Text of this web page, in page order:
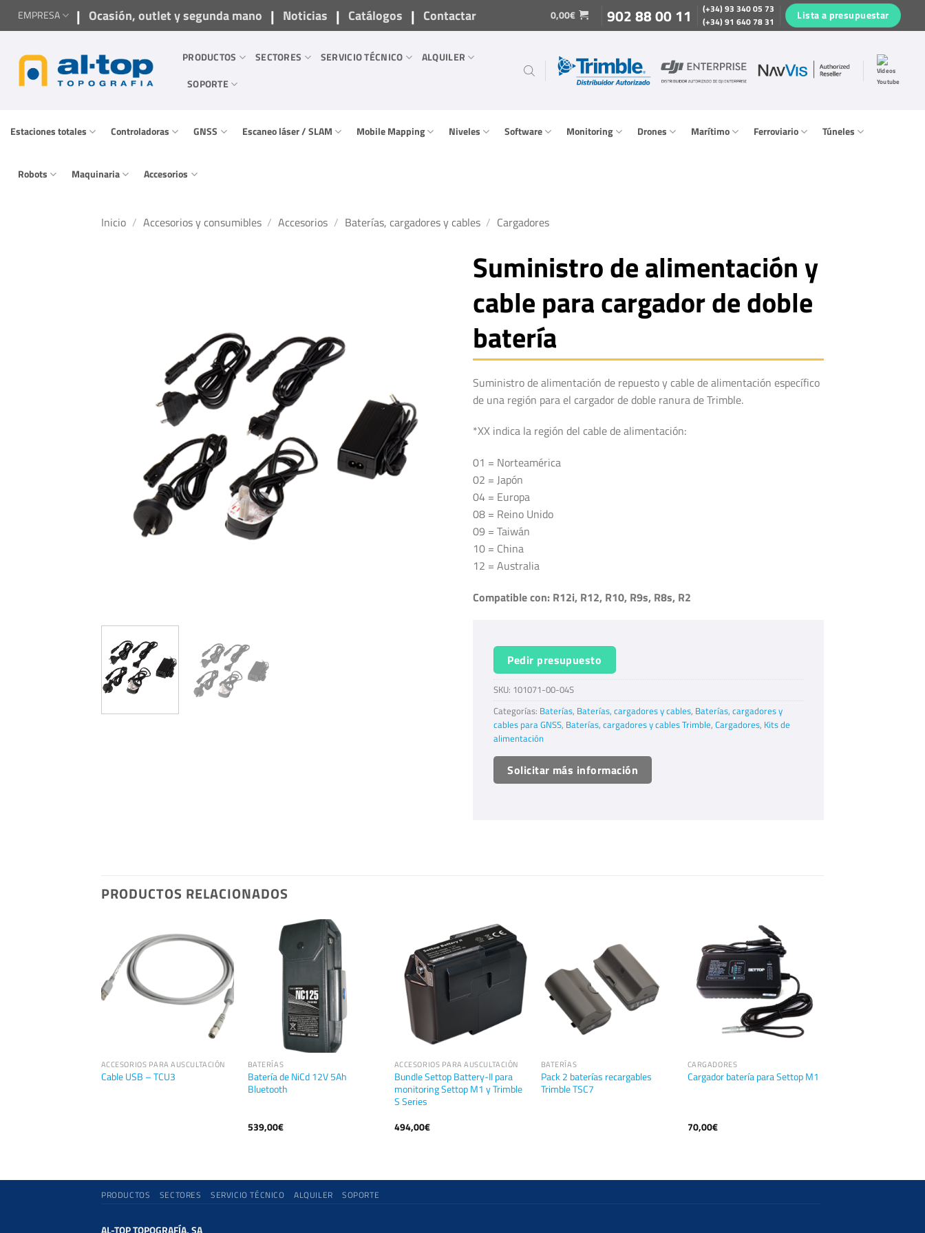
SaltarEMPRESA | Ocasión, outlet y segunda mano | Noticias | Catálogos | Contactar 0,00€ 902 88 00 11
(+34) 93 340 05 73
(+34) 91 640 78 31
Lista a presupuestar
PRODUCTOS SECTORES SERVICIO TÉCNICO
ALQUILER
SOPORTE
Estaciones totales Controladoras GNSS Escaneo láser / SLAM Mobile Mapping Niveles Software Monitoring Drones Marítimo Ferroviario Túneles
Robots Maquinaria Accesorios
Inicio / Accesorios y consumibles / Accesorios / Baterías, cargadores y cables / Cargadores
Suministro de alimentación y
cable para cargador de doble
batería
Suministro de alimentación de repuesto y cable de alimentación específico
de una región para el cargador de doble ranura de Trimble.
*XX indica la región del cable de alimentación:
01 = Norteamérica
02 = Japón
04 = Europa
08 = Reino Unido
09 = Taiwán
10 = China
12 = Australia
Compatible con: R12i, R12, R10, R9s, R8s, R2
Pedir presupuesto
SKU: 101071-00-04S
Categorías: Baterías, Baterías, cargadores y cables, Baterías, cargadores y
cables para GNSS, Baterías, cargadores y cables Trimble, Cargadores, Kits de
alimentación
Solicitar más información
PRODUCTOS RELACIONADOS
ACCESORIOS PARA AUSCULTACIÓN
Cable USB – TCU3
BATERÍAS
Batería de NiCd 12V 5Ah
Bluetooth
539,00€
ACCESORIOS PARA AUSCULTACIÓN
Bundle Settop Battery-II para
monitoring Settop M1 y Trimble
S Series
494,00€
BATERÍAS
Pack 2 baterías recargables
Trimble TSC7
CARGADORES
Cargador batería para Settop M1
70,00€
PRODUCTOS SECTORES SERVICIO TÉCNICO ALQUILER SOPORTE
AL-TOP TOPOGRAFÍA, SA